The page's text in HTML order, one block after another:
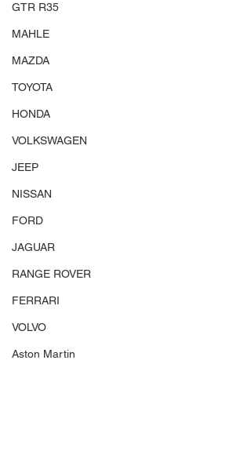
GTR R35
MAHLE
MAZDA
TOYOTA
HONDA
VOLKSWAGEN
JEEP
NISSAN
FORD
JAGUAR
RANGE ROVER
FERRARI
VOLVO
Aston Martin